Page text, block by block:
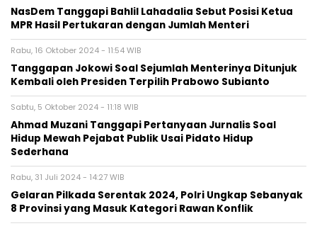
NasDem Tanggapi Bahlil Lahadalia Sebut Posisi Ketua
MPR Hasil Pertukaran dengan Jumlah Menteri
Rabu, 16 Oktober 2024 - 11:54 WIB
Tanggapan Jokowi Soal Sejumlah Menterinya Ditunjuk
Kembali oleh Presiden Terpilih Prabowo Subianto
Sabtu, 5 Oktober 2024 - 11:18 WIB
Ahmad Muzani Tanggapi Pertanyaan Jurnalis Soal
Hidup Mewah Pejabat Publik Usai Pidato Hidup
Sederhana
Rabu, 31 Juli 2024 - 14:27 WIB
Gelaran Pilkada Serentak 2024, Polri Ungkap Sebanyak
8 Provinsi yang Masuk Kategori Rawan Konflik